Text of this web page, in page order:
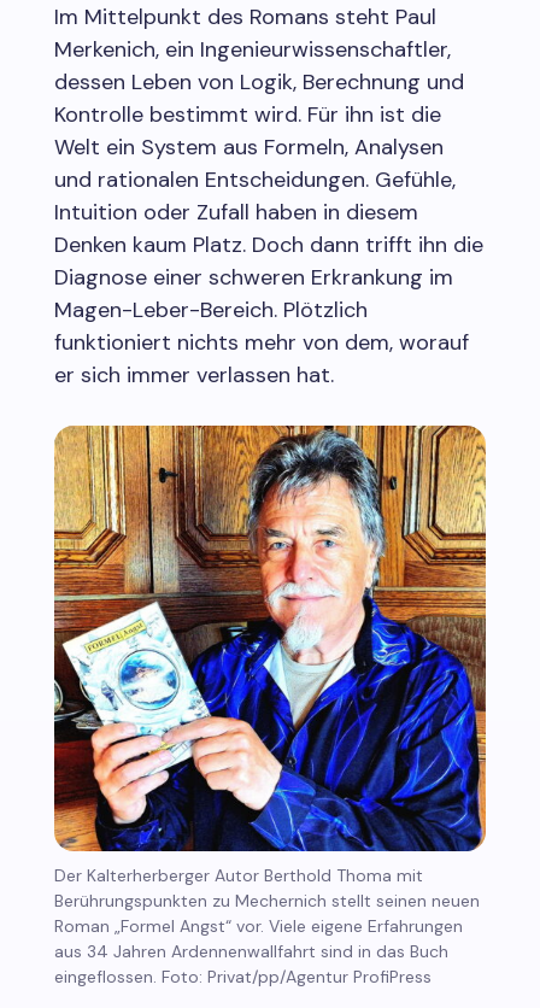
Im Mittelpunkt des Romans steht Paul
Merkenich, ein Ingenieurwissenschaftler,
dessen Leben von Logik, Berechnung und
Kontrolle bestimmt wird. Für ihn ist die
Welt ein System aus Formeln, Analysen
und rationalen Entscheidungen. Gefühle,
Intuition oder Zufall haben in diesem
Denken kaum Platz. Doch dann trifft ihn die
Diagnose einer schweren Erkrankung im
Magen-Leber-Bereich. Plötzlich
funktioniert nichts mehr von dem, worauf
er sich immer verlassen hat.
Der Kalterherberger Autor Berthold Thoma mit
Berührungspunkten zu Mechernich stellt seinen neuen
Roman „Formel Angst“ vor. Viele eigene Erfahrungen
aus 34 Jahren Ardennenwallfahrt sind in das Buch
eingeflossen. Foto: Privat/pp/Agentur ProfiPress